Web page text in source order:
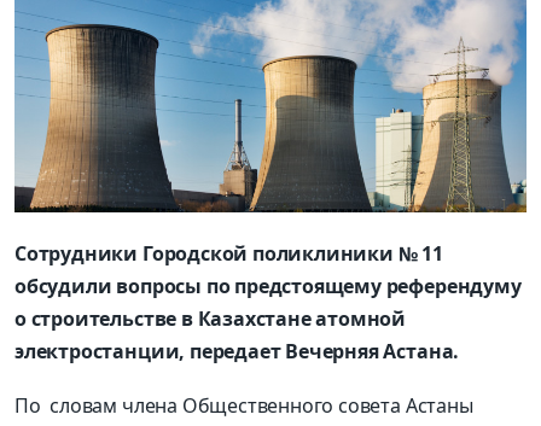
Сотрудники Городской поликлиники № 11
обсудили вопросы по предстоящему референдуму
о строительстве в Казахстане атомной
электростанции, передает Вечерняя Астана.
По словам члена Общественного совета Астаны